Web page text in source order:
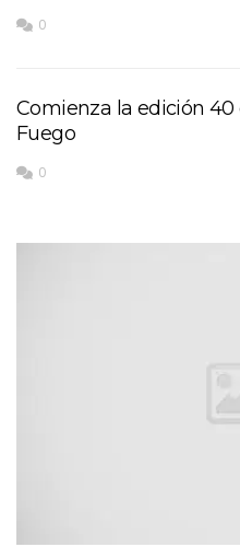
0
Comienza la edición 40
Fuego
0